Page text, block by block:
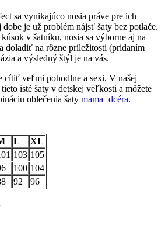
sa vynikajúco nosia práve pre ich
je už problém nájsť šaty bez potlače.
v šatníku, nosia sa výborne aj na
doladiť na rôzne príležitosti (pridaním
a výsledný štýl je na vás.
cítiť veľmi pohodlne a sexi. V našej
isté šaty v detskej veľkosti a môžete
oblečenia šaty mama+dcéra.
L
XL
103 105
100 104
92 96